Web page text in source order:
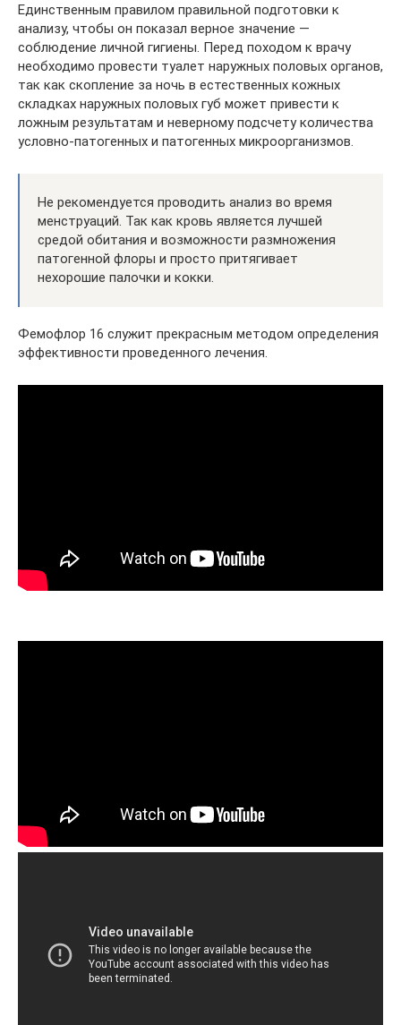
Единственным правилом правильной подготовки к
анализу, чтобы он показал верное значение —
соблюдение личной гигиены. Перед походом к врачу
необходимо провести туалет наружных половых органов,
так как скопление за ночь в естественных кожных
складках наружных половых губ может привести к
ложным результатам и неверному подсчету количества
условно-патогенных и патогенных микроорганизмов.
Не рекомендуется проводить анализ во время
менструаций. Так как кровь является лучшей
средой обитания и возможности размножения
патогенной флоры и просто притягивает
нехорошие палочки и кокки.
Фемофлор 16 служит прекрасным методом определения
эффективности проведенного лечения.